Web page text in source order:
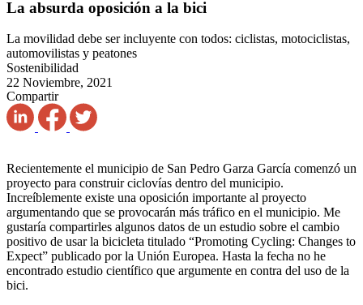
La absurda oposición a la bici
La movilidad debe ser incluyente con todos: ciclistas, motociclistas,
automovilistas y peatones
Sostenibilidad
22 Noviembre, 2021
Compartir
Recientemente el municipio de San Pedro Garza García comenzó un
proyecto para construir ciclovías dentro del municipio.
Increíblemente existe una oposición importante al proyecto
argumentando que se provocarán más tráfico en el municipio. Me
gustaría compartirles algunos datos de un estudio sobre el cambio
positivo de usar la bicicleta titulado “Promoting Cycling: Changes to
Expect” publicado por la Unión Europea. Hasta la fecha no he
encontrado estudio científico que argumente en contra del uso de la
bici.